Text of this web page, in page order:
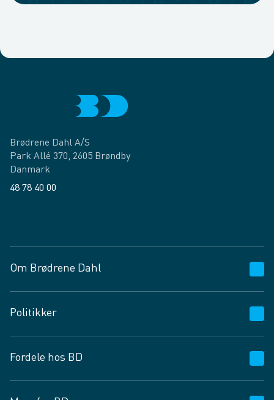
Brødrene Dahl A/S
Park Allé 370, 2605 Brøndby
Danmark
48 78 40 00
Om Brødrene Dahl
Vagttelefon 30 10 89 89
Spørgsmål og svar
Job og karriere
Fødevarekontrolrapport
Politikker
Privatlivspolitik
Cookies
Fordele hos BD